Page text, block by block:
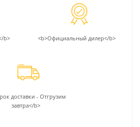
b> <b>Официальный дилер</b>
доставки - Отгрузим
завтра</b>